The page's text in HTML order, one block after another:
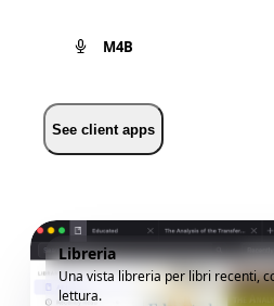
M4B
See client apps
Libreria
Una vista libreria per libri recenti,
lettura.